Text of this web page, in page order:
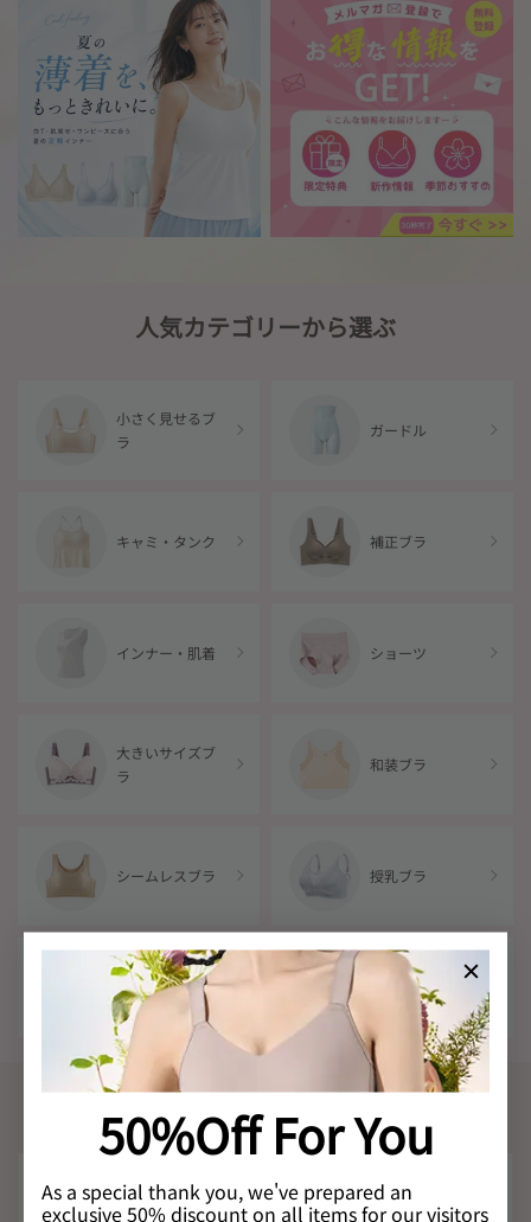
50%Off For You
As a special thank you, we've prepared an
exclusive 50% discount on all items for our visitors
人気カテゴリーから選ぶ
小さく見せるブ
ラ
ガードル
キャミ・タンク 補正ブラ
インナー・肌着 ショーツ
大きいサイズブ
ラ
和装ブラ
シームレスブラ 授乳ブラ
ナイトブラ
ストラップレス
Review
愛用のお客様からの嬉しいロコミ
これからの季節にぴったり